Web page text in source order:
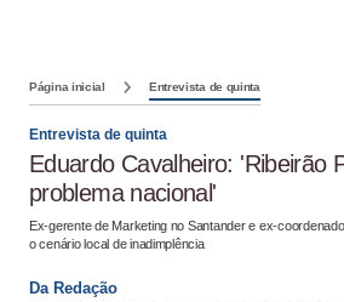
Página inicial Entrevista de quinta
Entrevista de quinta
Eduardo Cavalheiro: 'Ribeirão
problema nacional'
Ex-gerente de Marketing no Santander e ex-
o cenário local de inadimplência
Da Redação